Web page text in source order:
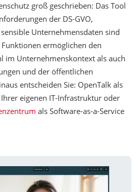
groß geschrieben: Das Tool
der DS-GVO,
Unternehmensdaten sind
ermöglichen den
im Unternehmenskontext als auch
und der öffentlichen
entscheiden Sie: OpenTalk als
eigenen IT-Infrastruktur oder
als Software-as-a-Service